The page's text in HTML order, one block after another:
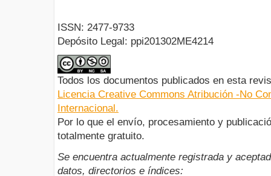
ISSN: 2477-9733
Depósito Legal: ppi201302ME4214
Todos los documentos publicados en esta
Licencia Creative Commons Atribución -No
Internacional.
Por lo que el envío, procesamiento y
totalmente gratuito.
Se encuentra actualmente registrada y
datos, directorios e índices: